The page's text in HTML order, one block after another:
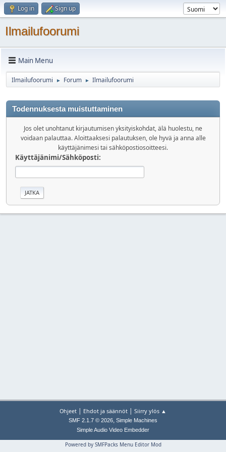
Log in Sign up
Ilmailufoorumi
Main Menu
Ilmailufoorumi ► Forum ► Ilmailufoorumi
Todennuksesta muistuttaminen
Jos olet unohtanut kirjautumisen yksityiskohdat, älä huolestu, ne
voidaan palauttaa. Aloittaaksesi palautuksen, ole hyvä ja anna alle
käyttäjänimesi tai sähköpostiosoitteesi.
Käyttäjänimi/Sähköposti:
Ohjeet | Ehdot ja säännöt | Siirry ylös ▲
SMF 2.1.7 © 2026, Simple Machines
Simple Audio Video Embedder
Powered by SMFPacks Menu Editor Mod